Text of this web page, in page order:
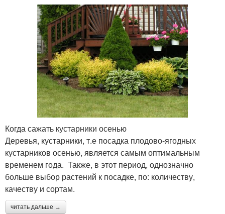
Когда сажать кустарники осенью
Деревья, кустарники, т.е посадка плодово-ягодных
кустарников осенью, является самым оптимальным
временем года. Также, в этот период, однозначно
больше выбор растений к посадке, по: количеству,
качеству и сортам.
читать дальше →